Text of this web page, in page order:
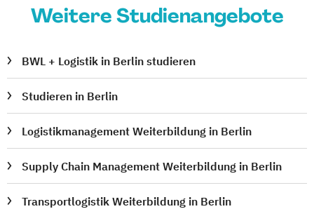
Weitere Studienangebote
BWL + Logistik in Berlin studieren
Studieren in Berlin
Logistikmanagement Weiterbildung in Berlin
Supply Chain Management Weiterbildung in Berlin
Transportlogistik Weiterbildung in Berlin